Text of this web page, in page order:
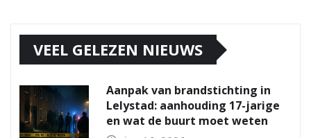
VEEL GELEZEN NIEUWS
Aanpak van brandstichting in
Lelystad: aanhouding 17-jarige
en wat de buurt moet weten